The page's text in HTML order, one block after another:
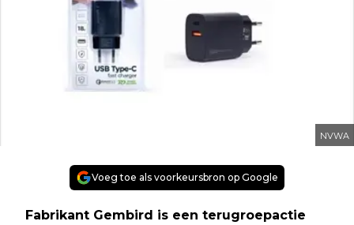
NVWA
Voeg toe als voorkeursbron op Google
Fabrikant Gembird is een terugroepactie